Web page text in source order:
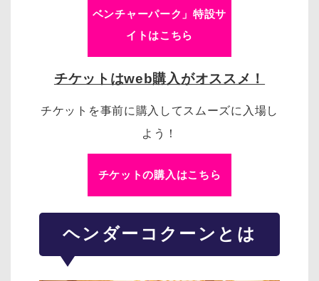
ベンチャーパーク」特設サ
イトはこちら
チケットはweb購入がオススメ！
チケットを事前に購入してスムーズに入場し
よう！
チケットの購入はこちら
ヘンダーコクーンとは